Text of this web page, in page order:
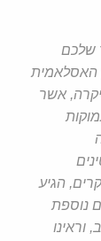
שלכם
האסלאמית
אשר
הגיע
נוספת
וראינו